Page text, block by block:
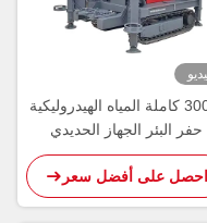
300m كاملة المياه الهيدروليكية
حفر البئر الجهاز الحديدي
مثبتة حفر عميق
احصل على أفضل سعر